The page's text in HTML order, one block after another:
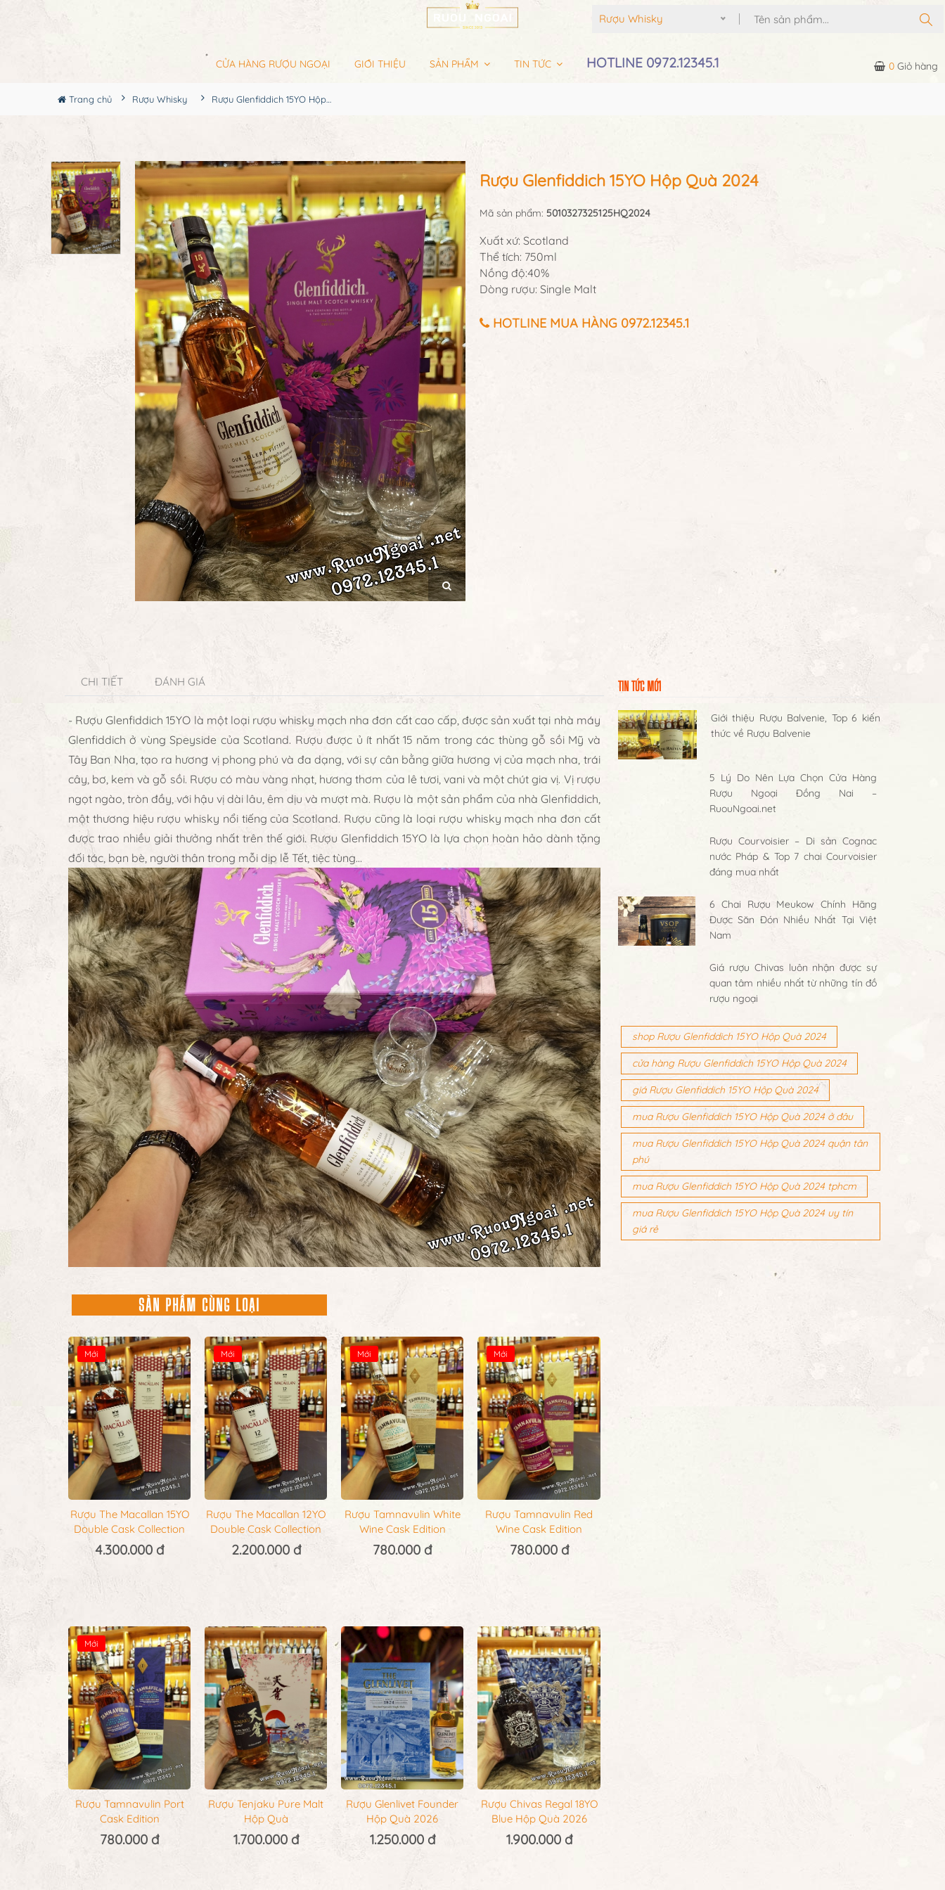
Rượu Whisky
CỬA HÀNG RƯỢU NGOẠI GIỚI THIỆU SẢN PHẨM TIN TỨC HOTLINE 0972.12345.1 0 Giỏ hàng
Trang chủ Rượu Whisky Rượu Glenfiddich 15YO Hộp Quà 2024
Rượu Glenfiddich 15YO Hộp Quà 2024
Mã sản phẩm: 5010327325125HQ2024
Xuất xứ: Scotland
Thể tích: 750ml
Nồng độ:40%
Dòng rượu: Single Malt
HOTLINE MUA HÀNG 0972.12345.1
CHI TIẾT ĐÁNH GIÁ
- Rượu Glenfiddich 15YO là một loại rượu whisky mạch nha đơn cất cao cấp, được sản xuất tại nhà máy
Glenfiddich ở vùng Speyside của Scotland. Rượu được ủ ít nhất 15 năm trong các thùng gỗ sồi Mỹ và
Tây Ban Nha, tạo ra hương vị phong phú và đa dạng, với sự cân bằng giữa hương vị của mạch nha, trái
cây, bơ, kem và gỗ sồi. Rượu có màu vàng nhạt, hương thơm của lê tươi, vani và một chút gia vị. Vị rượu
ngọt ngào, tròn đầy, với hậu vị dài lâu, êm dịu và mượt mà. Rượu là một sản phẩm của nhà Glenfiddich,
một thương hiệu rượu whisky nổi tiếng của Scotland. Rượu cũng là loại rượu whisky mạch nha đơn cất
được trao nhiều giải thưởng nhất trên thế giới. Rượu Glenfiddich 15YO là lựa chọn hoàn hảo dành tặng
đối tác, bạn bè, người thân trong mỗi dịp lễ Tết, tiệc tùng…
SẢN PHẨM CÙNG LOẠI
Mới
Rượu The Macallan 15YO
Double Cask Collection
4.300.000 đ
Mới
Rượu The Macallan 12YO
Double Cask Collection
2.200.000 đ
Mới
Rượu Tamnavulin White
Wine Cask Edition
780.000 đ
Mới
Rượu Tamnavulin Red
Wine Cask Edition
780.000 đ
Mới
Rượu Tamnavulin Port
Cask Edition
780.000 đ
Rượu Tenjaku Pure Malt
Hộp Quà
1.700.000 đ
Rượu Glenlivet Founder
Hộp Quà 2026
1.250.000 đ
Rượu Chivas Regal 18YO
Blue Hộp Quà 2026
1.900.000 đ
TIN TỨC MỚI
Giới thiệu Rượu Balvenie, Top 6 kiến
thức về Rượu Balvenie
5 Lý Do Nên Lựa Chọn Cửa Hàng
Rượu Ngoại Đồng Nai –
RuouNgoai.net
Rượu Courvoisier – Di sản Cognac
nước Pháp & Top 7 chai Courvoisier
đáng mua nhất
6 Chai Rượu Meukow Chính Hãng
Được Săn Đón Nhiều Nhất Tại Việt
Nam
Giá rượu Chivas luôn nhận được sự
quan tâm nhiều nhất từ những tín đồ
rượu ngoại
shop Rượu Glenfiddich 15YO Hộp Quà 2024
cửa hàng Rượu Glenfiddich 15YO Hộp Quà 2024
giá Rượu Glenfiddich 15YO Hộp Quà 2024
mua Rượu Glenfiddich 15YO Hộp Quà 2024 ở đâu
mua Rượu Glenfiddich 15YO Hộp Quà 2024 quận tân
phú
mua Rượu Glenfiddich 15YO Hộp Quà 2024 tphcm
mua Rượu Glenfiddich 15YO Hộp Quà 2024 uy tín
giá rẻ